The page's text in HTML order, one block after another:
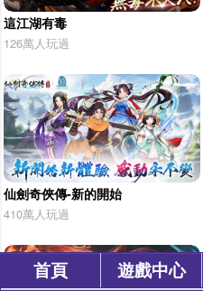
這江湖有毒
126萬人玩過
仙劍奇俠傳-新的開始
410萬人玩過
首頁 遊戲中心